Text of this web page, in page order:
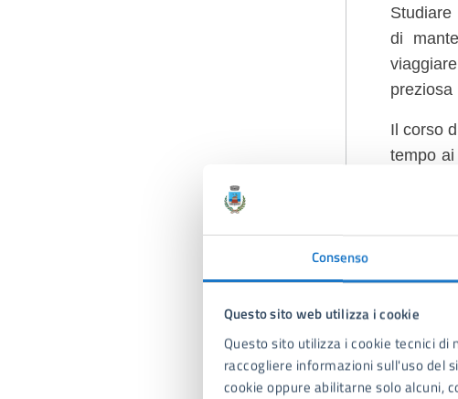
Consenso
Questo sito web utilizza i cookie
Questo sito utilizza i cookie tecnici
raccogliere informazioni sull'uso del
cookie oppure abilitarne solo alcuni,
Studiare
di
preziosa
Il corso
tempo
A